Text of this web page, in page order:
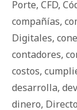
Porte, CFD,
compañías,
Digitales,
contadores,
costos,
desarrolla,
dinero,